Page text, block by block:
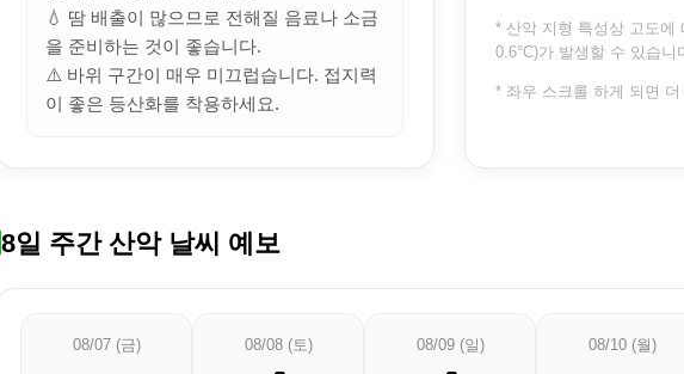
💧 땀 배출이 많으므로 전해질 음료나 소금
을 준비하는 것이 좋습니다.
⚠️ 바위 구간이 매우 미끄럽습니다. 접지력
이 좋은 등산화를 착용하세요.
* 산악 지형 특성상 고도에
0.6°C)가 발생할 수 있습니
* 좌우 스크롤 하게 되면
8일 주간 산악 날씨 예보
08/07 (금) 08/08 (토) 08/09 (일) 08/10 (월)